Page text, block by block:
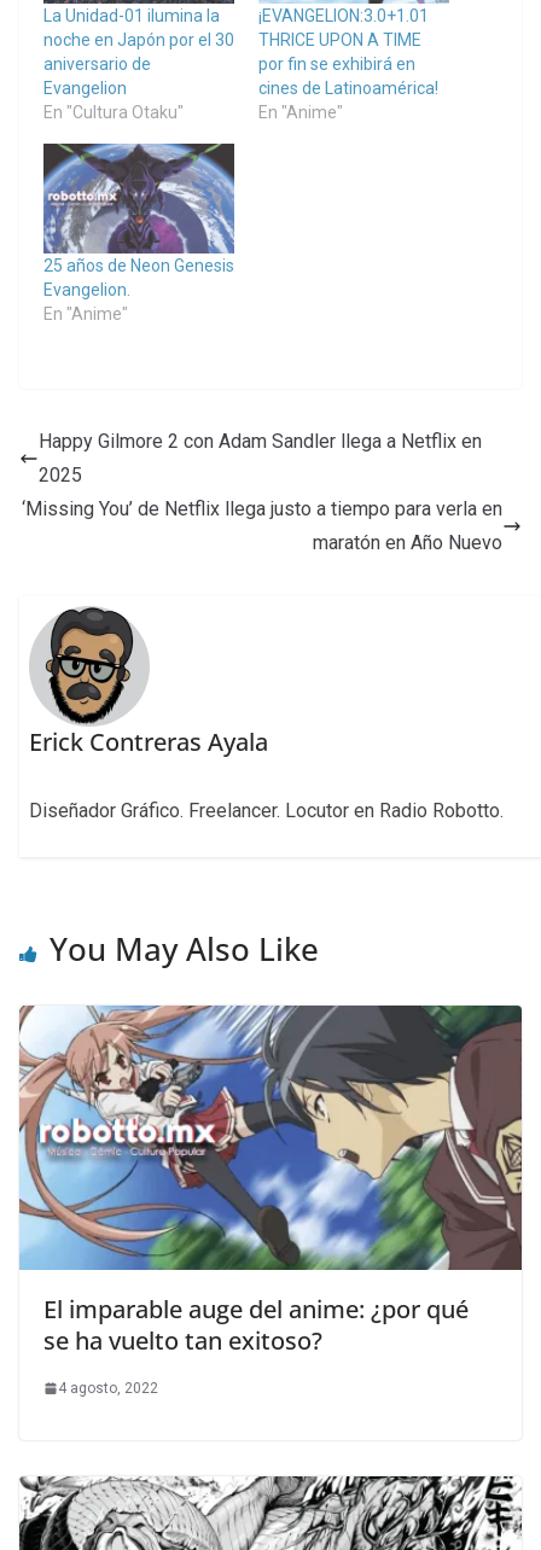
La Unidad-01 ilumina la
noche en Japón por el 30
aniversario de
Evangelion
En "Cultura Otaku"
¡EVANGELION:3.0+1.01
THRICE UPON A TIME
por fin se exhibirá en
cines de Latinoamérica!
En "Anime"
25 años de Neon Genesis
Evangelion.
En "Anime"
Happy Gilmore 2 con Adam Sandler llega a Netflix en
2025
‘Missing You’ de Netflix llega justo a tiempo para verla en
maratón en Año Nuevo
Erick Contreras Ayala
Diseñador Gráfico. Freelancer. Locutor en Radio Robotto.
You May Also Like
El imparable auge del anime: ¿por qué
se ha vuelto tan exitoso?
4 agosto, 2022